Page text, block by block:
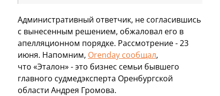
Административный ответчик, не согласившись
с вынесенным решением, обжаловал его в
апелляционном порядке. Рассмотрение - 23
июня. Напомним, Orenday сообщал,
что «Эталон» - это бизнес семьи бывшего
главного судмедэксперта Оренбургской
области Андрея Громова.